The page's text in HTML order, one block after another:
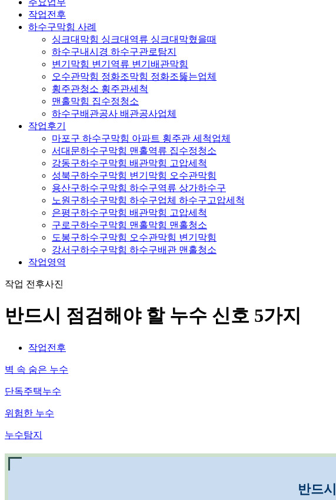
주요업무
작업전후
하수구막힘 사례
싱크대막힘 싱크대역류 싱크대막혔을때
하수구내시경 하수구관로탐지
변기막힘 변기역류 변기배관막힘
오수관막힘 정화조막힘 정화조뚫는업체
횡주관청소 횡주관세척
맨홀막힘 집수정청소
하수구배관공사 배관공사업체
작업후기
마포구 하수구막힘 아파트 횡주관 세척업체
서대문하수구막힘 맨홀역류 집수정청소
강동구하수구막힘 배관막힘 고압세척
성북구하수구막힘 변기막힘 오수관막힘
용산구하수구막힘 하수구역류 상가하수구
노원구하수구막힘 하수구업체 하수구고압세척
은평구하수구막힘 배관막힘 고압세척
구로구하수구막힘 맨홀막힘 맨홀청소
도봉구하수구막힘 오수관막힘 변기막힘
강서구하수구막힘 하수구배관 맨홀청소
작업영역
작업 전후사진
반드시 점검해야 할 누수 신호 5가지
작업전후
벽 속 숨은 누수
단독주택누수
위험한 누수
누수탐지
반드